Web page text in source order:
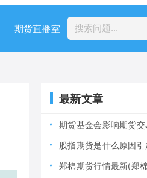
期货直播室
最新文章
期货基金会影响期货交易吗(
股指期货是什么原因引起的(
郑棉期货行情最新(郑